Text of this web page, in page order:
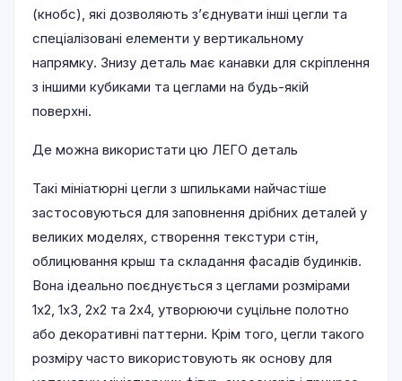
(кнобс), які дозволяють з’єднувати інші цегли та
спеціалізовані елементи у вертикальному
напрямку. Знизу деталь має канавки для скріплення
з іншими кубиками та цеглами на будь-якій
поверхні.
Де можна використати цю ЛЕГО деталь
Такі мініатюрні цегли з шпильками найчастіше
застосовуються для заповнення дрібних деталей у
великих моделях, створення текстури стін,
облицювання крыш та складання фасадів будинків.
Вона ідеально поєднується з цеглами розмірами
1х2, 1х3, 2х2 та 2х4, утворюючи суцільне полотно
або декоративні паттерни. Крім того, цегли такого
розміру часто використовують як основу для